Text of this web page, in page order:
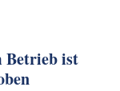
Betrieb ist